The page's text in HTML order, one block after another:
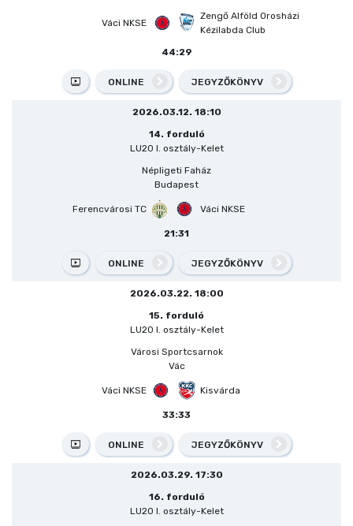
Váci NKSE
Zengő Alföld Orosházi
Kézilabda Club
44:29
ONLINE JEGYZŐKÖNYV
2026.03.12. 18:10
14. forduló
LU20 I. osztály-Kelet
Népligeti Faház
Budapest
Ferencvárosi TC Váci NKSE
21:31
ONLINE JEGYZŐKÖNYV
2026.03.22. 18:00
15. forduló
LU20 I. osztály-Kelet
Városi Sportcsarnok
Vác
Váci NKSE Kisvárda
33:33
ONLINE JEGYZŐKÖNYV
2026.03.29. 17:30
16. forduló
LU20 I. osztály-Kelet